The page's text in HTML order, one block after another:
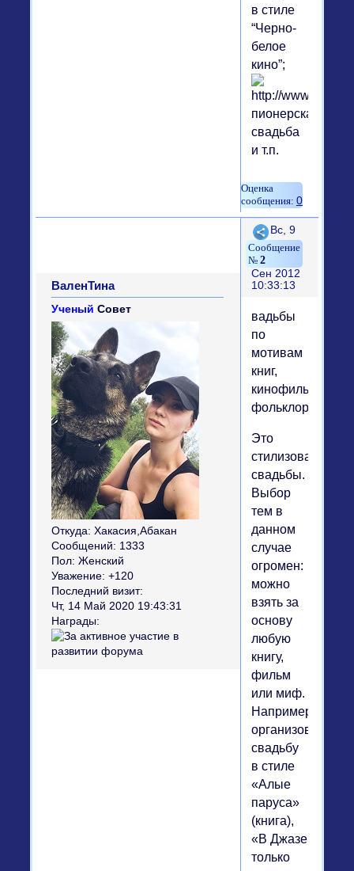
в стиле
“Черно-
белое
кино”;
пионерская
свадьба
и т.п.
0
Поделиться
2
Вс, 9
Сен 2012
10:33:13
ВаленТина
Ученый Совет
Откуда: Хакасия,Абакан
Сообщений: 1333
Пол: Женский
Уважение: +120
Последний визит:
Чт, 14 Май 2020 19:43:31
Награды:
вадьбы
по
мотивам
книг,
кинофильмов,
фольклора
Это
стилизованные
свадьбы.
Выбор
тем в
данном
случае
огромен:
можно
взять за
основу
любую
книгу,
фильм
или миф.
Например,
организовать
свадьбу
в стиле
«Алые
паруса»
(книга),
«В Джазе
только